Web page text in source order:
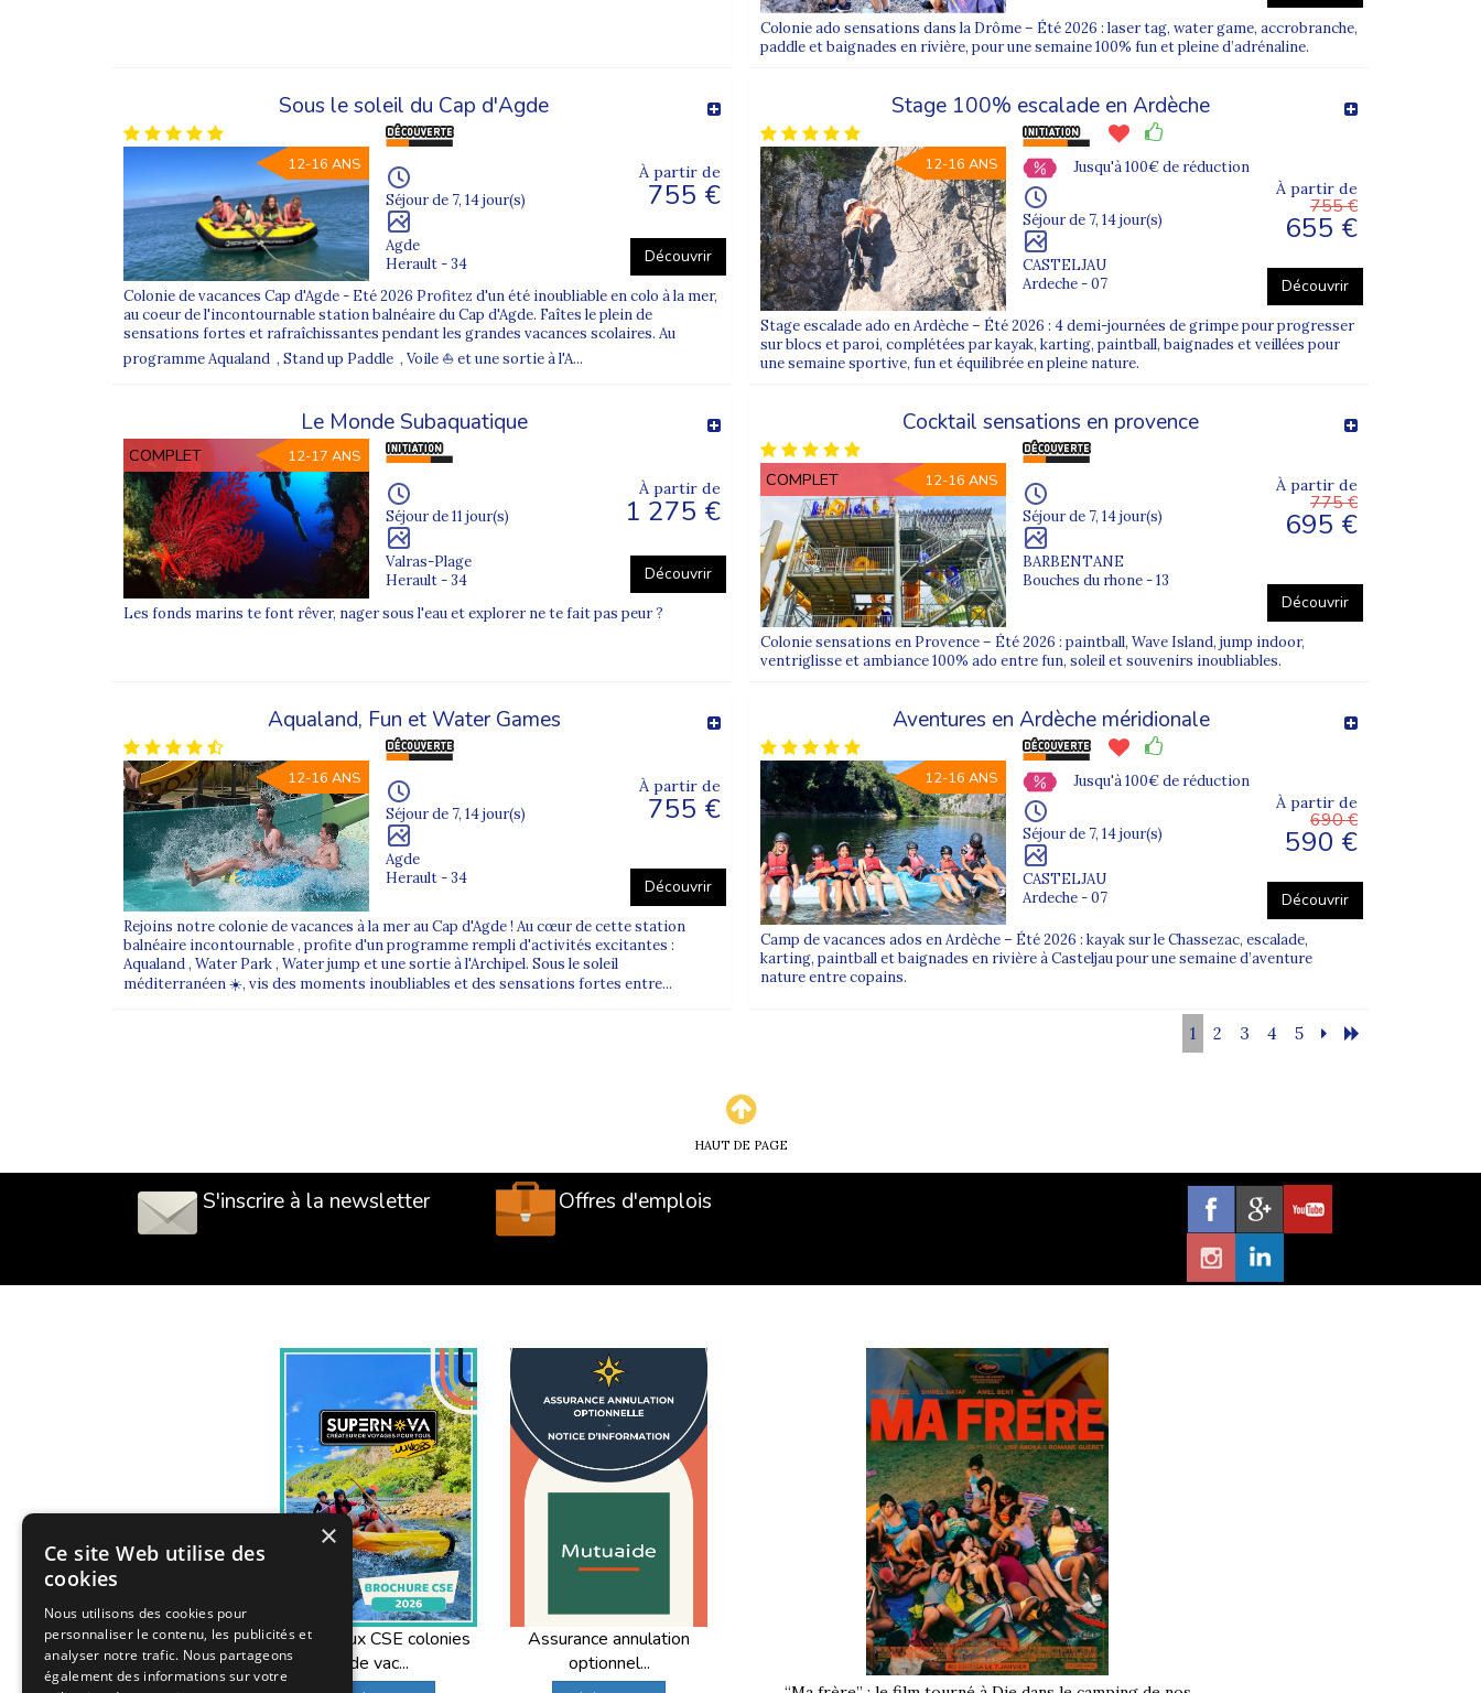
et consultez notreprojet éducatif.
FAQ – Colonies de vacances en France
1. Quels âges sont acceptés ?
Nos séjours accueillent les enfants et adolescents de 6 à 17 ans avec des programmes adaptés par tranche d’âge.
2. Comment est assuré l’encadrement ?
Chaque groupe est encadré par des animateurs diplômés BAFA ou BAFD avec un taux d’encadrement renforcé.
3. Peut-on choisir un départ proche de chez soi ?
Oui, nous proposons des départs depuis de nombreuses villes françaises afin de faciliter l’accès aux séjours.
Colonie ado sensations dans la Drôme – Été 2026 : laser tag, water game, accrobranche,
paddle et baignades en rivière, pour une semaine 100% fun et pleine d’adrénaline.
Sous le soleil du Cap d'Agde
12-16 ANS
Séjour de 7, 14 jour(s)
Agde
Herault - 34
À partir de
755 €
Découvrir
Colonie de vacances Cap d'Agde - Eté 2026 Profitez d'un été inoubliable en colo à la mer,
au coeur de l'incontournable station balnéaire du Cap d'Agde. Faîtes le plein de
sensations fortes et rafraîchissantes pendant les grandes vacances scolaires. Au
programme Aqualand , Stand up Paddle , Voile ⛵ et une sortie à l'A...
Stage 100% escalade en Ardèche
12-16 ANS Jusqu'à 100€ de réduction
Séjour de 7, 14 jour(s)
CASTELJAU
Ardeche - 07
À partir de
755 €
655 €
Découvrir
Stage escalade ado en Ardèche – Été 2026 : 4 demi-journées de grimpe pour progresser
sur blocs et paroi, complétées par kayak, karting, paintball, baignades et veillées pour
une semaine sportive, fun et équilibrée en pleine nature.
Le Monde Subaquatique
COMPLET 12-17 ANS
Séjour de 11 jour(s)
Valras-Plage
Herault - 34
À partir de
1 275 €
Découvrir
Les fonds marins te font rêver, nager sous l'eau et explorer ne te fait pas peur ?
Cocktail sensations en provence
COMPLET 12-16 ANS
Séjour de 7, 14 jour(s)
BARBENTANE
Bouches du rhone - 13
À partir de
775 €
695 €
Découvrir
Colonie sensations en Provence – Été 2026 : paintball, Wave Island, jump indoor,
ventriglisse et ambiance 100% ado entre fun, soleil et souvenirs inoubliables.
Aqualand, Fun et Water Games
12-16 ANS
Séjour de 7, 14 jour(s)
Agde
Herault - 34
À partir de
755 €
Découvrir
Rejoins notre colonie de vacances à la mer au Cap d'Agde ! Au cœur de cette station
balnéaire incontournable , profite d'un programme rempli d'activités excitantes :
Aqualand , Water Park , Water jump et une sortie à l'Archipel. Sous le soleil
méditerranéen ☀️, vis des moments inoubliables et des sensations fortes entre...
Aventures en Ardèche méridionale
12-16 ANS Jusqu'à 100€ de réduction
Séjour de 7, 14 jour(s)
CASTELJAU
Ardeche - 07
À partir de
690 €
590 €
Découvrir
Camp de vacances ados en Ardèche – Été 2026 : kayak sur le Chassezac, escalade,
karting, paintball et baignades en rivière à Casteljau pour une semaine d’aventure
nature entre copains.
1 2 3 4 5
HAUT DE PAGE
S'inscrire à la newsletter Offres d'emplois
Offres aux CSE colonies
de vac...
Assurance annulation
optionnel...
×
Ce site Web utilise des
cookies
Nous utilisons des cookies pour
personnaliser le contenu, les publicités et
analyser notre trafic. Nous partageons
également des informations sur votre